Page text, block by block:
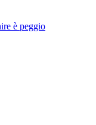
è peggio